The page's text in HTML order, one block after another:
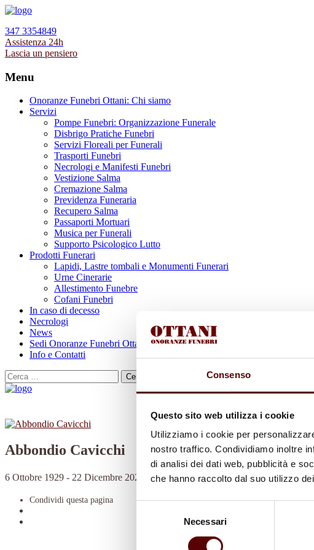
Consenso
Questo sito web utilizza i cookie
Utilizziamo i cookie per
nostro traffico. Condividiamo inoltre
di analisi dei dati web, pubblicità e
che hanno raccolto dal suo utilizzo
Necessari
347 3354849
Assistenza 24h
Lascia un pensiero
Menu
Onoranze Funebri Ottani: Chi siamo
Servizi
Pompe Funebri: Organizzazione Funerale
Disbrigo Pratiche Funebri
Servizi Floreali per Funerali
Trasporti Funebri
Necrologi e Manifesti Funebri
Vestizione Salma
Cremazione Salma
Previdenza Funeraria
Recupero Salma
Passaporti Mortuari
Musica per Funerali
Supporto Psicologico Lutto
Prodotti Funerari
Lapidi, Lastre tombali e Monumenti Funerari
Urne Cinerarie
Allestimento Funebre
Cofani Funebri
In caso di decesso
Necrologi
News
Sedi Onoranze Funebri Ottani
Info e Contatti
Cerca
per:
Abbondio Cavicchi
6 Ottobre 1929 - 22 Dicembre 2022
Condividi questa pagina